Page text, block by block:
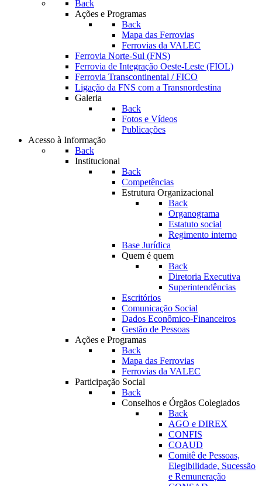
Back
Ações e Programas
Back
Mapa das Ferrovias
Ferrovias da VALEC
Ferrovia Norte-Sul (FNS)
Ferrovia de Integração Oeste-Leste (FIOL)
Ferrovia Transcontinental / FICO
Ligação da FNS com a Transnordestina
Galeria
Back
Fotos e Vídeos
Publicações
Acesso à Informação
Back
Institucional
Back
Competências
Estrutura Organizacional
Back
Organograma
Estatuto social
Regimento interno
Base Jurídica
Quem é quem
Back
Diretoria Executiva
Superintendências
Escritórios
Comunicação Social
Dados Econômico-Financeiros
Gestão de Pessoas
Ações e Programas
Back
Mapa das Ferrovias
Ferrovias da VALEC
Participação Social
Back
Conselhos e Órgãos Colegiados
Back
AGO e DIREX
CONFIS
COAUD
Comitê de Pessoas,
Elegibilidade, Sucessão
e Remuneração